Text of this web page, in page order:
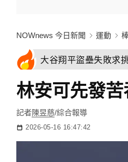
NOWnews 今日新聞 運動
大谷翔平盜壘失敗求
林安可先發
記者陳昱慈/綜合報導
2026-05-16 16:47:42